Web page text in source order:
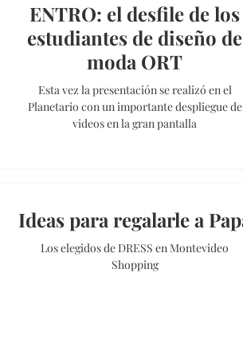
ENTRO: el desfile de los
estudiantes de diseño de
moda ORT
Esta vez la presentación se realizó en el
Planetario con un importante despliegue de
videos en la gran pantalla
Ideas para regalarle a
Los elegidos de DRESS en Montevideo
Shopping